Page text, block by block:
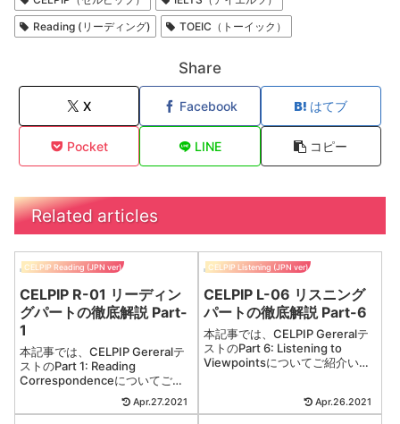
Reading (リーディング)
TOEIC（トーイック）
Share
X Facebook はてブ
Pocket LINE コピー
Related articles
CELPIP Reading (JPN ver)
CELPIP R-01 リーディン
グパートの徹底解説 Part-
1
本記事では、CELPIP Gereralテ
ストのPart 1: Reading
Correspondenceについてご紹
介いたします。Part 1: Reading
CorrespondencePar...Apr.27.2021
CELPIP Listening (JPN ver)
CELPIP L-06 リスニング
パートの徹底解説 Part-6
本記事では、CELPIP Gereralテ
ストのPart 6: Listening to
Viewpointsについてご紹介いた
Apr.26.2021